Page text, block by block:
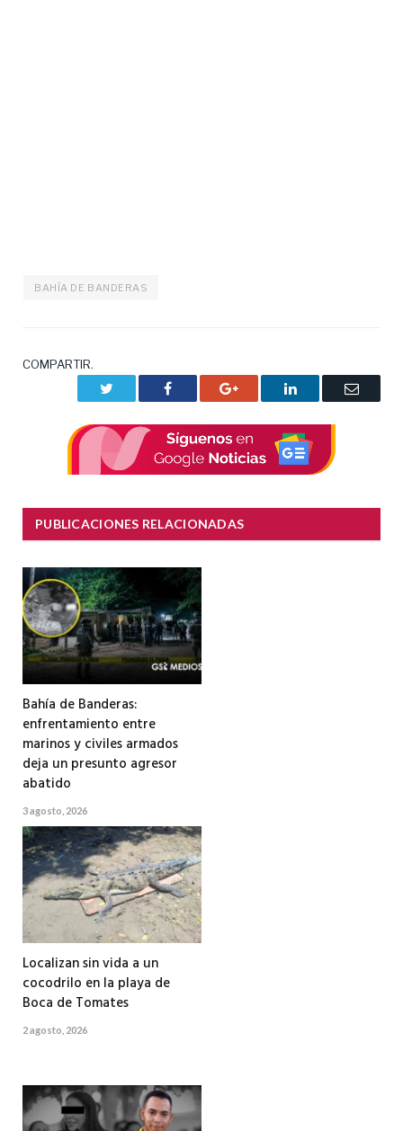
BAHÍA DE BANDERAS
COMPARTIR.
Facebook Google+ LinkedIn
Correo
PUBLICACIONES RELACIONADAS
Bahía de Banderas:
enfrentamiento entre
marinos y civiles armados
deja un presunto agresor
abatido
3 agosto, 2026
Localizan sin vida a un
cocodrilo en la playa de
Boca de Tomates
2 agosto, 2026